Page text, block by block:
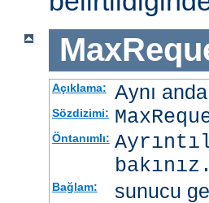
Açıklama: Aynı
Sözdizimi:
Öntanımlı:
bakınız.
Bağlam: sunucu